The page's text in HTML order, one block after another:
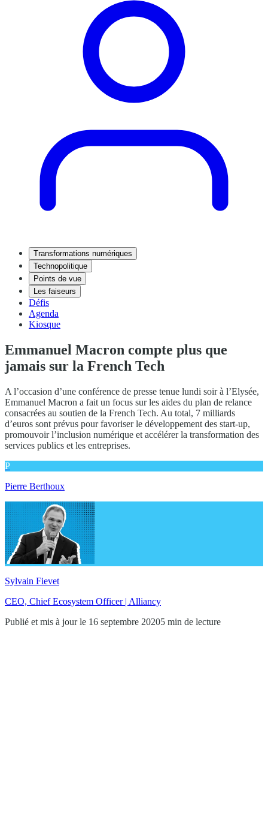
Transformations numériques
Technopolitique
Points de vue
Les faiseurs
Défis
Agenda
Kiosque
Emmanuel Macron compte plus que
jamais sur la French Tech
A l’occasion d’une conférence de presse tenue lundi soir à l’Elysée,
Emmanuel Macron a fait un focus sur les aides du plan de relance
consacrées au soutien de la French Tech. Au total, 7 milliards
d’euros sont prévus pour favoriser le développement des start-up,
promouvoir l’inclusion numérique et accélérer la transformation des
services publics et les entreprises.
P
Pierre Berthoux
Sylvain Fievet
CEO, Chief Ecosystem Officer | Alliancy
Publié et mis à jour le 16 septembre 20205 min de lecture